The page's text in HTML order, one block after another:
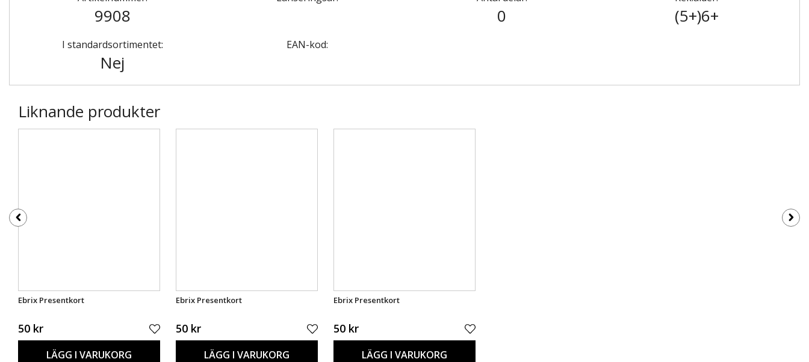
9908 0 (5+)6+
I standardsortimentet:
Nej
EAN-kod:
Liknande produkter
Ebrix Presentkort
50 kr
LÄGG I VARUKORG
Ebrix Presentkort
50 kr
LÄGG I VARUKORG
Ebrix Presentkort
50 kr
LÄGG I VARUKORG